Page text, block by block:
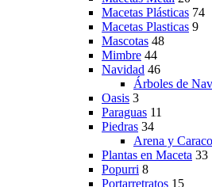
Macetas Plásticas 74
Macetas Plasticas 9
Mascotas 48
Mimbre 44
Navidad 46
Árboles de
Oasis 3
Paraguas 11
Piedras 34
Arena y
Plantas en Maceta 33
Popurri 8
Portarretratos 15